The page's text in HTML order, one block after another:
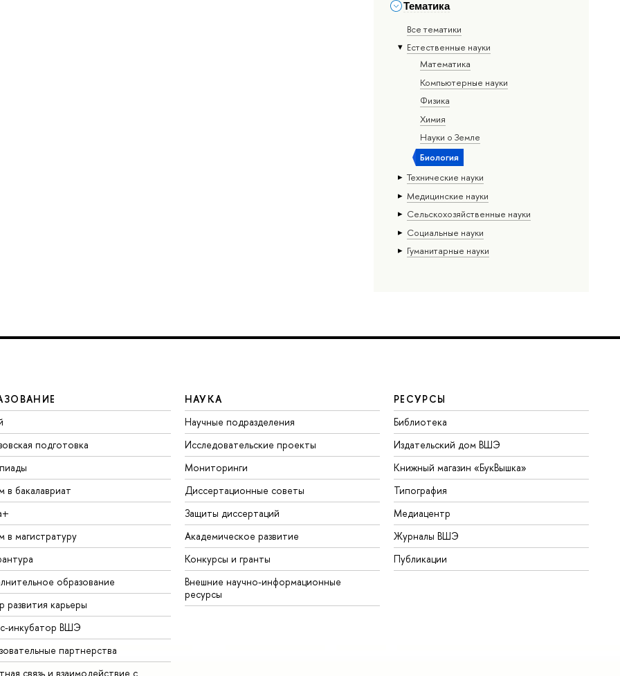
Тематика
Все тематики
Естественные науки
Математика
Компьютерные науки
Физика
Химия
Науки о Земле
Биология
Тех­ничес­кие науки
Медицинские науки
Сельскохозяйственные науки
Социальные науки
Гуманитарные науки
подготовка
в бакалавриат
в магистратуру
образование
развития карьеры
инкубатор ВШЭ
партнерства
связь и взаимодействие с
НАУКА
Научные подразделения
Исследовательские проекты
Мониторинги
Диссертационные советы
Защиты диссертаций
Академическое развитие
Конкурсы и гранты
Внешние научно-информационные
ресурсы
РЕСУРСЫ
Библиотека
Издательский дом ВШЭ
Книжный магазин «БукВышка»
Типография
Медиацентр
Журналы ВШЭ
Публикации